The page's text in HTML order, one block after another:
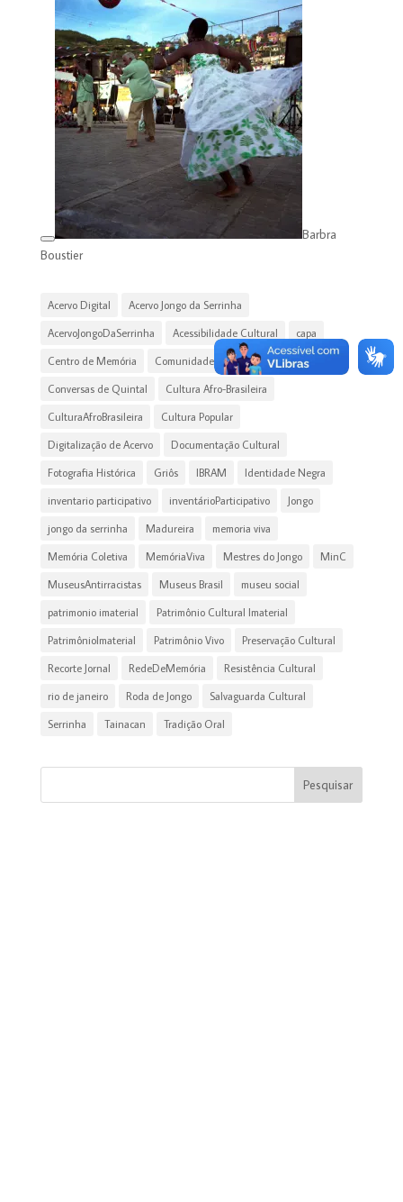
Barbra
Boustier
Acervo Digital Acervo Jongo da Serrinha
AcervoJongoDaSerrinha Acessibilidade Cultural capa
Centro de Memória Comunidade Tradicional
Conversas de Quintal Cultura Afro-Brasileira
CulturaAfroBrasileira Cultura Popular
Digitalização de Acervo Documentação Cultural
Fotografia Histórica Griôs IBRAM Identidade Negra
inventario participativo inventárioParticipativo Jongo
jongo da serrinha Madureira memoria viva
Memória Coletiva MemóriaViva Mestres do Jongo MinC
MuseusAntirracistas Museus Brasil museu social
patrimonio imaterial Patrimônio Cultural Imaterial
PatrimônioImaterial Patrimônio Vivo Preservação Cultural
Recorte Jornal RedeDeMemória Resistência Cultural
rio de janeiro Roda de Jongo Salvaguarda Cultural
Serrinha Tainacan Tradição Oral
Pesquisar